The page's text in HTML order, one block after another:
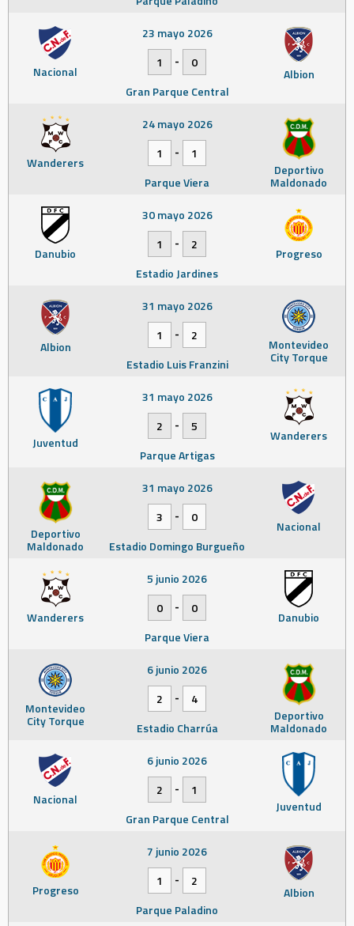
Nacional Albion
23 mayo 2026
1
-
0
Gran Parque Central
Wanderers Deportivo
Maldonado
24 mayo 2026
1
-
1
Parque Viera
Danubio Progreso
30 mayo 2026
1
-
2
Estadio Jardines
Albion Montevideo
City Torque
31 mayo 2026
1
-
2
Estadio Luis Franzini
Juventud Wanderers
31 mayo 2026
2
-
5
Parque Artigas
Deportivo
Maldonado
Nacional
31 mayo 2026
3
-
0
Estadio Domingo Burgueño
Wanderers Danubio
5 junio 2026
0
-
0
Parque Viera
Montevideo
City Torque Deportivo
Maldonado
6 junio 2026
2
-
4
Estadio Charrúa
Nacional Juventud
6 junio 2026
2
-
1
Gran Parque Central
Progreso Albion
7 junio 2026
1
-
2
Parque Paladino